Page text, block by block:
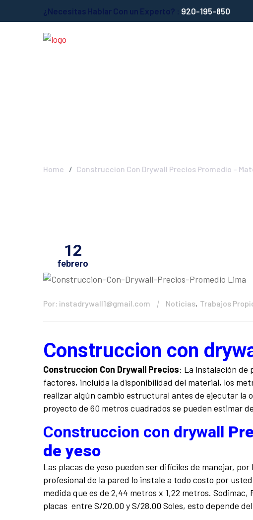
¿Necesitas Hablar Con un Experto? : 920-195-850
Home Construccion Con Drywall Precios Promedio –
12
febrero
Por: instadrywall1@gmail.com Noticias, Trabajos
Construccion con
Construccion Con Drywall Precios: La instalación de
factores, incluida la disponibilidad del material, los
realizar algún cambio estructural antes de ejecutar la
proyecto de 60 metros cuadrados se pueden estimar
Construccion con drywall
de yeso
Las placas de yeso pueden ser difíciles de manejar,
profesional de la pared lo instale a todo costo por
medida que es de 2,44 metros x 1,22 metros. Sodimac,
placas entre S/20.00 y S/28.00 Soles, esto depende